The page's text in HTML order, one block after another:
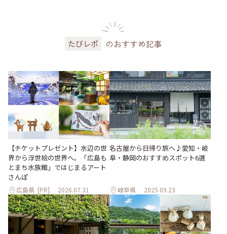
たびレポ のおすすめ記事
【チケットプレゼント】水辺の世
界から浮世絵の世界へ。「広島も
とまち水族館」ではじまるアート
さんぽ
広島県 [PR] 2026.07.31
名古屋から日帰り旅へ♪愛知・岐
阜・静岡のおすすめスポット6選
岐阜県 2025.09.23